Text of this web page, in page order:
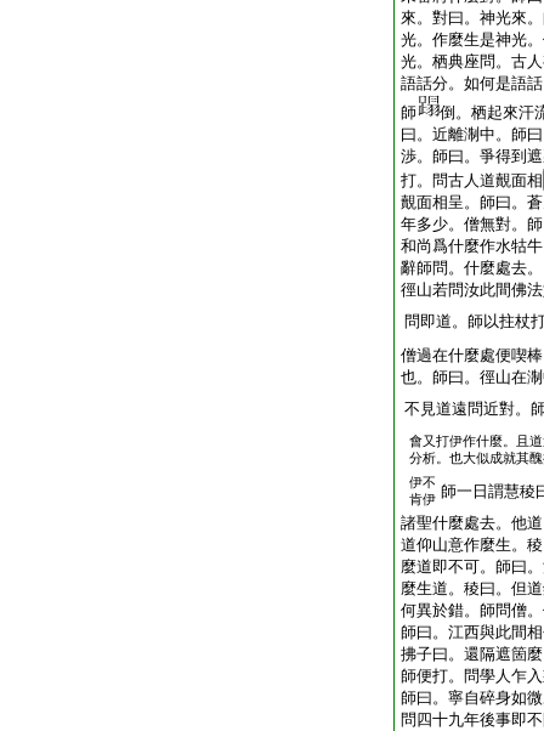
來。對曰。神光來
光。作麼生是神光
光。栖典座問。古
語話分。如何是語
師
倒。栖起來汗
曰。近離淛中。師
渉。師曰。爭得到
打。問古人道覿面相
覿面相呈。師曰。
年多少。僧無對。
和尚爲什麼作水牯
辭師問。什麼處去
徑山若問汝此間佛
問即道。師以拄杖
僧過在什麼處便喫
也。師曰。徑山在
不見道遠問近對。
會又打伊作什麼。且
分析。也大似成就其
伊不
肯伊 師一日謂慧稜
諸聖什麼處去。他
道仰山意作麼生。
麼道即不可。師曰
麼生道。稜曰。但
何異於錯。師問僧
師曰。江西與此間
拂子曰。還隔遮箇
師便打。問學人乍
師曰。寧自碎身如
問四十九年後事即